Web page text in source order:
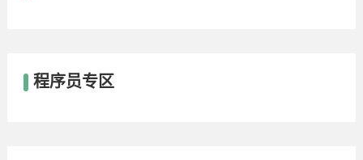
程序员专区